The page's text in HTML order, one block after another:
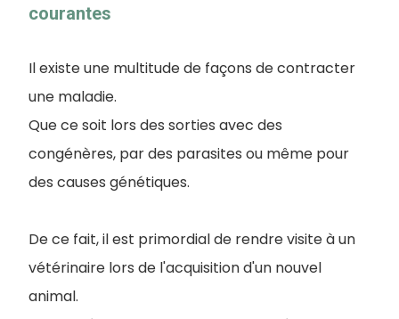
courantes
Il existe une multitude de façons de contracter
une maladie.
Que ce soit lors des sorties avec des
congénères, par des parasites ou même pour
des causes génétiques.
De ce fait, il est primordial de rendre visite à un
vétérinaire lors de l'acquisition d'un nouvel
animal.